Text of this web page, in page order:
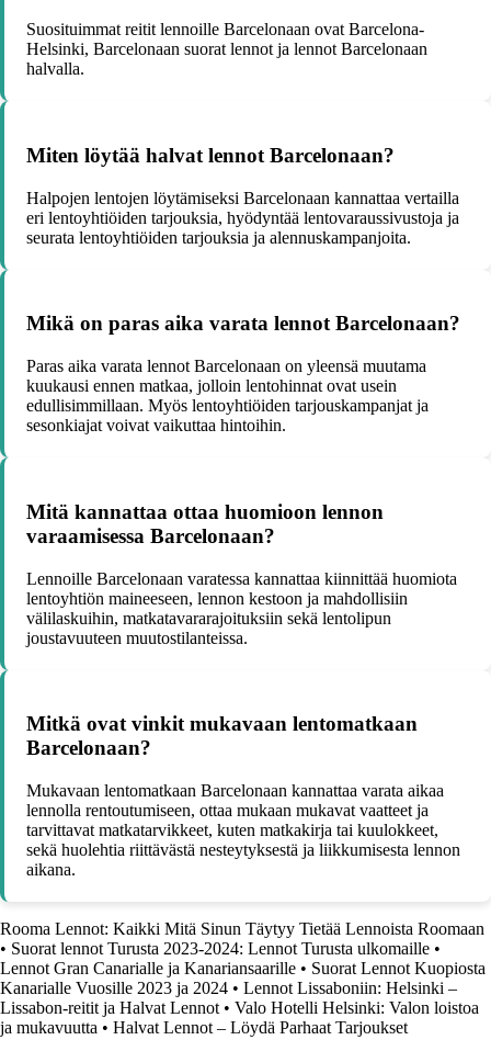
Suosituimmat reitit lennoille Barcelonaan ovat Barcelona-
Helsinki, Barcelonaan suorat lennot ja lennot Barcelonaan
halvalla.
Miten löytää halvat lennot Barcelonaan?
Halpojen lentojen löytämiseksi Barcelonaan kannattaa vertailla
eri lentoyhtiöiden tarjouksia, hyödyntää lentovaraussivustoja ja
seurata lentoyhtiöiden tarjouksia ja alennuskampanjoita.
Mikä on paras aika varata lennot Barcelonaan?
Paras aika varata lennot Barcelonaan on yleensä muutama
kuukausi ennen matkaa, jolloin lentohinnat ovat usein
edullisimmillaan. Myös lentoyhtiöiden tarjouskampanjat ja
sesonkiajat voivat vaikuttaa hintoihin.
Mitä kannattaa ottaa huomioon lennon
varaamisessa Barcelonaan?
Lennoille Barcelonaan varatessa kannattaa kiinnittää huomiota
lentoyhtiön maineeseen, lennon kestoon ja mahdollisiin
välilaskuihin, matkatavararajoituksiin sekä lentolipun
joustavuuteen muutostilanteissa.
Mitkä ovat vinkit mukavaan lentomatkaan
Barcelonaan?
Mukavaan lentomatkaan Barcelonaan kannattaa varata aikaa
lennolla rentoutumiseen, ottaa mukaan mukavat vaatteet ja
tarvittavat matkatarvikkeet, kuten matkakirja tai kuulokkeet,
sekä huolehtia riittävästä nesteytyksestä ja liikkumisesta lennon
aikana.
Rooma Lennot: Kaikki Mitä Sinun Täytyy Tietää Lennoista Roomaan
• Suorat lennot Turusta 2023-2024: Lennot Turusta ulkomaille •
Lennot Gran Canarialle ja Kanariansaarille • Suorat Lennot Kuopiosta
Kanarialle Vuosille 2023 ja 2024 • Lennot Lissaboniin: Helsinki –
Lissabon-reitit ja Halvat Lennot • Valo Hotelli Helsinki: Valon loistoa
ja mukavuutta • Halvat Lennot – Löydä Parhaat Tarjoukset